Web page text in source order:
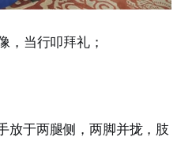
，当行叩拜礼；
放于两腿侧，两脚并拢，肢